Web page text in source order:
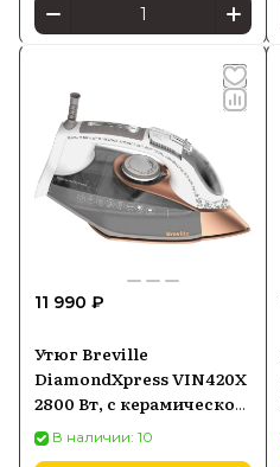
11 990 ₽
Утюг Breville
DiamondXpress VIN420X
2800 Вт, с керамической
подошвой, белый/
серый/кремовый
В наличии: 10